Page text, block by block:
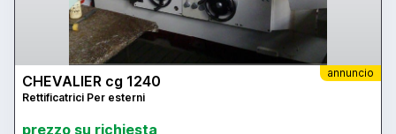
annuncio
CHEVALIER cg 1240
Rettificatrici Per esterni
prezzo su richiesta